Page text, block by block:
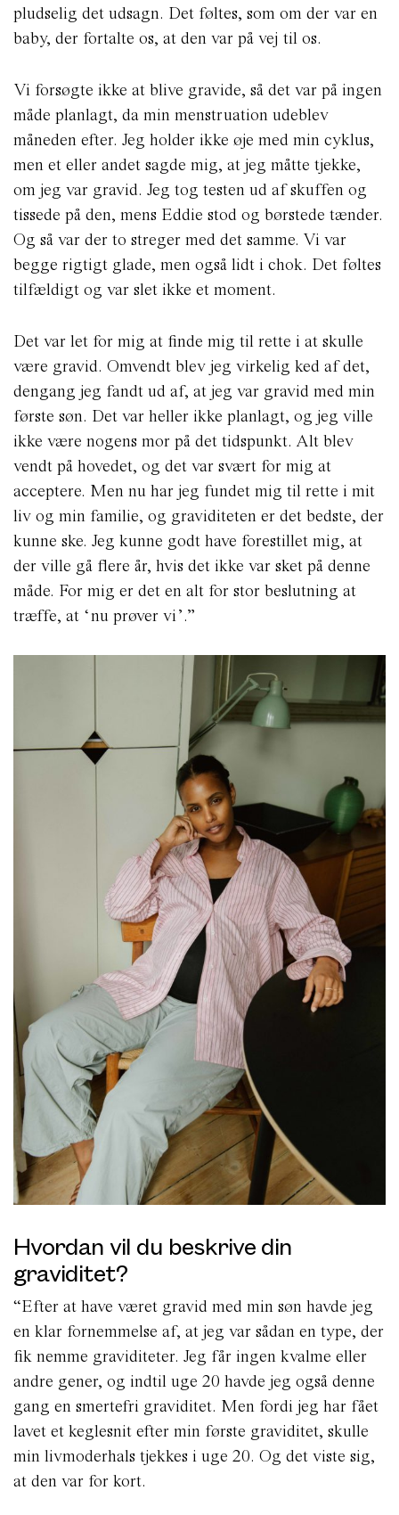
pludselig det udsagn. Det føltes, som om der var en
baby, der fortalte os, at den var på vej til os.
Vi forsøgte ikke at blive gravide, så det var på ingen
måde planlagt, da min menstruation udeblev
måneden efter. Jeg holder ikke øje med min cyklus,
men et eller andet sagde mig, at jeg måtte tjekke,
om jeg var gravid. Jeg tog testen ud af skuffen og
tissede på den, mens Eddie stod og børstede tænder.
Og så var der to streger med det samme. Vi var
begge rigtigt glade, men også lidt i chok. Det føltes
tilfældigt og var slet ikke et moment.
Det var let for mig at finde mig til rette i at skulle
være gravid. Omvendt blev jeg virkelig ked af det,
dengang jeg fandt ud af, at jeg var gravid med min
første søn. Det var heller ikke planlagt, og jeg ville
ikke være nogens mor på det tidspunkt. Alt blev
vendt på hovedet, og det var svært for mig at
acceptere. Men nu har jeg fundet mig til rette i mit
liv og min familie, og graviditeten er det bedste, der
kunne ske. Jeg kunne godt have forestillet mig, at
der ville gå flere år, hvis det ikke var sket på denne
måde. For mig er det en alt for stor beslutning at
træffe, at ‘nu prøver vi’.”
Hvordan vil du beskrive din
graviditet?
“Efter at have været gravid med min søn havde jeg
en klar fornemmelse af, at jeg var sådan en type, der
fik nemme graviditeter. Jeg får ingen kvalme eller
andre gener, og indtil uge 20 havde jeg også denne
gang en smertefri graviditet. Men fordi jeg har fået
lavet et keglesnit efter min første graviditet, skulle
min livmoderhals tjekkes i uge 20. Og det viste sig,
at den var for kort.